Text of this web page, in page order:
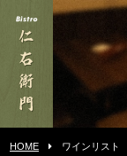
HOME ワインリスト